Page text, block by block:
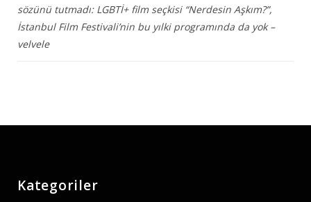
sözünü tutmadı: LGBTİ+ film seçkisi “Nerdesin Aşkım?”,
İstanbul Film Festivali’nin bu yılki programında da yok –
velvele
Kategoriler